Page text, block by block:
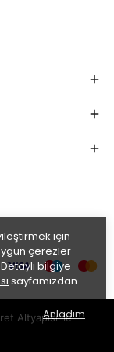
için
çerezler
bilgiye
sayfamızdan
Anladım
Altyapısı ile